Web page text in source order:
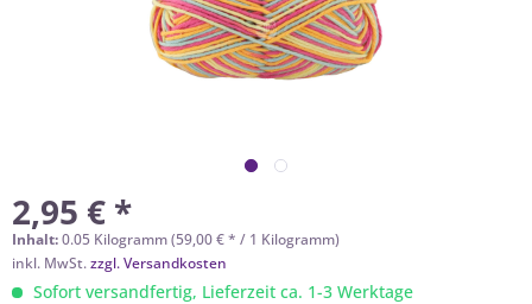
2,95 € *
Inhalt:0.05 Kilogramm (59,00 € * / 1 Kilogramm)
inkl. MwSt.zzgl. Versandkosten
Sofort versandfertig, Lieferzeit ca. 1-3 Werktage